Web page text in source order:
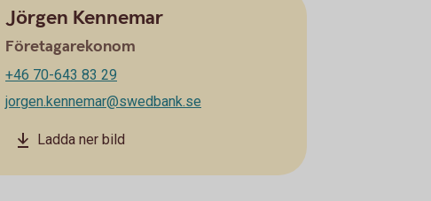
Jörgen Kennemar
Företagarekonom
+46 70-643 83 29
jorgen.kennemar@swedbank.se
Ladda ner bild